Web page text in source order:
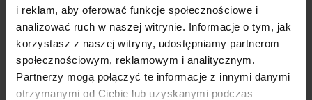
i reklam, aby oferować funkcje społecznościowe i
analizować ruch w naszej witrynie. Informacje o tym, jak
korzystasz z naszej witryny, udostępniamy partnerom
społecznościowym, reklamowym i analitycznym.
Partnerzy mogą połączyć te informacje z innymi danymi
otrzymanymi od Ciebie lub uzyskanymi podczas